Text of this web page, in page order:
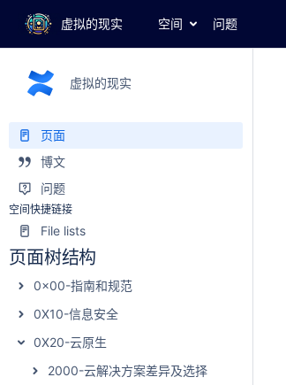
虚拟的现实 空间 问题
虚拟的现实
页面
博文
问题
空间快捷链接
File lists
页面树结构
0x00-指南和规范
0X10-信息安全
0X20-云原生
2000-云解决方案差异及选择